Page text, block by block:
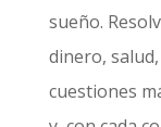
sueño.
dinero,
cuestiones